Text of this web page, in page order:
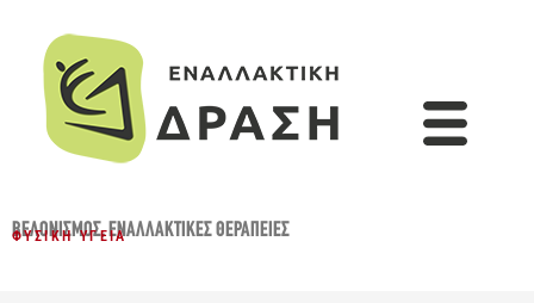
ΒΕΛΟΝΙΣΜΌΣ,ΕΝΑΛΛΑΚΤΙΚΈΣ ΘΕΡΑΠΕΊΕΣ
ΦΥΣΙΚΉ ΥΓΕΊΑ